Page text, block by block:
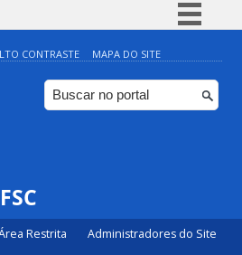
Simplifique!
Comunica BR
Participe
CONTRASTE MAPA DO SITE
Restrita Administradores do Site